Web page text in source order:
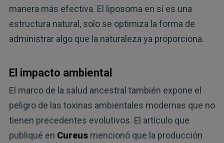
manera más efectiva. El liposoma en sí es una
estructura natural, solo se optimiza la forma de
administrar algo que la naturaleza ya proporciona.
El impacto ambiental
El marco de la salud ancestral también expone el
peligro de las toxinas ambientales modernas que no
tienen precedentes evolutivos. El artículo que
publiqué en Cureusmencionó que la producción